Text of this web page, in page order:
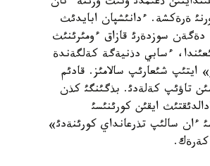
ةرةكشة. ءدانئشپان ابايدئث
سوزدةرئ قازاق ءومئرئنئث
ءسابي دذنيةگة كةلگةندة
شئعارئپ سالامئز. قادئم
تاؤئپ كةلةدئ. بذگئنگئ كذن
ايقئن كورئنئسئ
ءان سالئپ تذرعانداي كورئنةدئ»
كةرةك.